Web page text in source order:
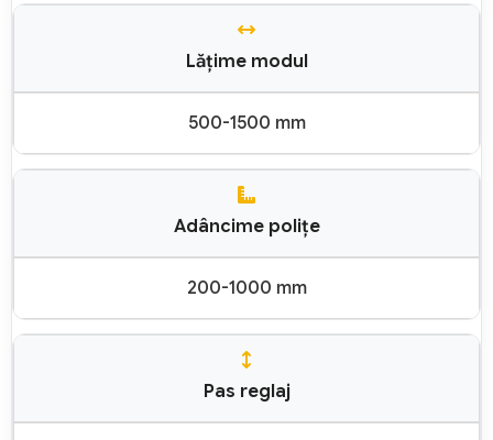
Lățime modul
500-1500 mm
Adâncime polițe
200-1000 mm
Pas reglaj